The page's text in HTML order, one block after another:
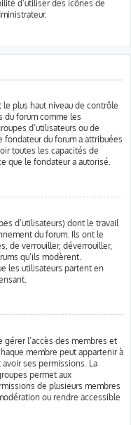
d’utiliser des icônes de
plus haut niveau de contrôle
du forum comme les
d’utilisateurs ou de
du forum a attribuées
toutes les capacités de
que le fondateur a autorisé.
d’utilisateurs) dont le travail
du forum. Ils ont le
de verrouiller, déverrouiller,
qu’ils modèrent.
les utilisateurs partent en
l’accès des membres et
membre peut appartenir à
ses permissions. La
permet aux
de plusieurs membres
ou rendre accessible